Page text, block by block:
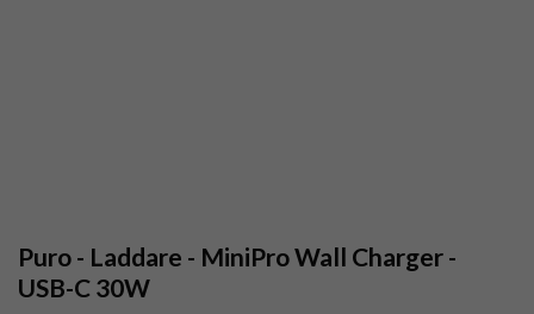
Puro - Laddare - MiniPro Wall Charger -
USB-C 30W